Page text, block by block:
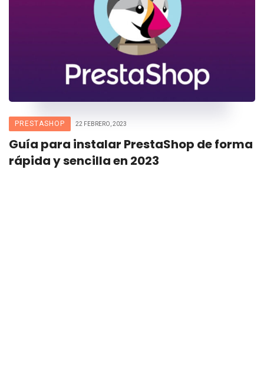
PRESTASHOP 22 FEBRERO, 2023
Guía para instalar PrestaShop de forma
rápida y sencilla en 2023